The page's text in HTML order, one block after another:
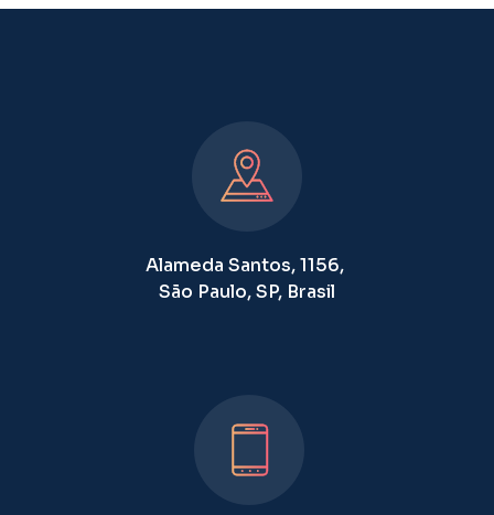
Alameda Santos, 1156,
São Paulo, SP, Brasil